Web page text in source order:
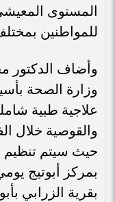
المستوى
للمواطنين
وأضاف الدكتور
علاجية طبية
حيث سيتم تنظيم